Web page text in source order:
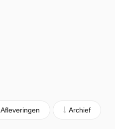
Afleveringen Archief